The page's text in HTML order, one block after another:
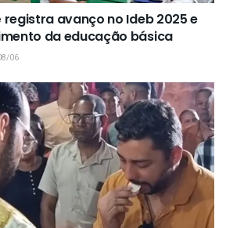
avanço no Ideb 2025 e
da educação básica
06